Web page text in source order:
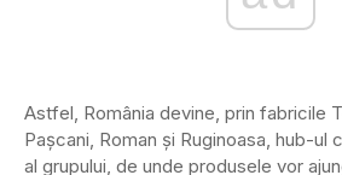
Astfel, România devine, prin fabricile
Pașcani, Roman și Ruginoasa, hub-ul
al grupului, de unde produsele vor